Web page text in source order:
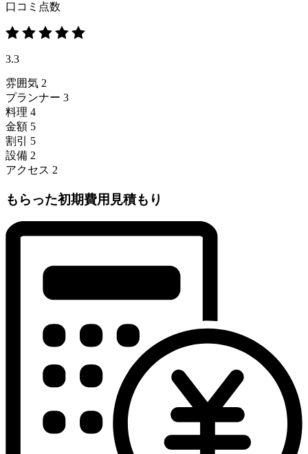
口コミ点数
3.3
雰囲気 2
プランナー 3
料理 4
金額 5
割引
5
設備 2
アクセス 2
もらった初期費用見積もり